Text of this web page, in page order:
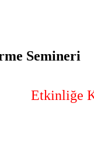
Semineri
Etkinliğe